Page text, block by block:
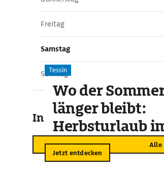
Freitag
Samstag
Sonntag
In der Umgebung
Alle
Tessin
Wo der
länger bleibt:
Herbsturlaub
Jetzt entdecken